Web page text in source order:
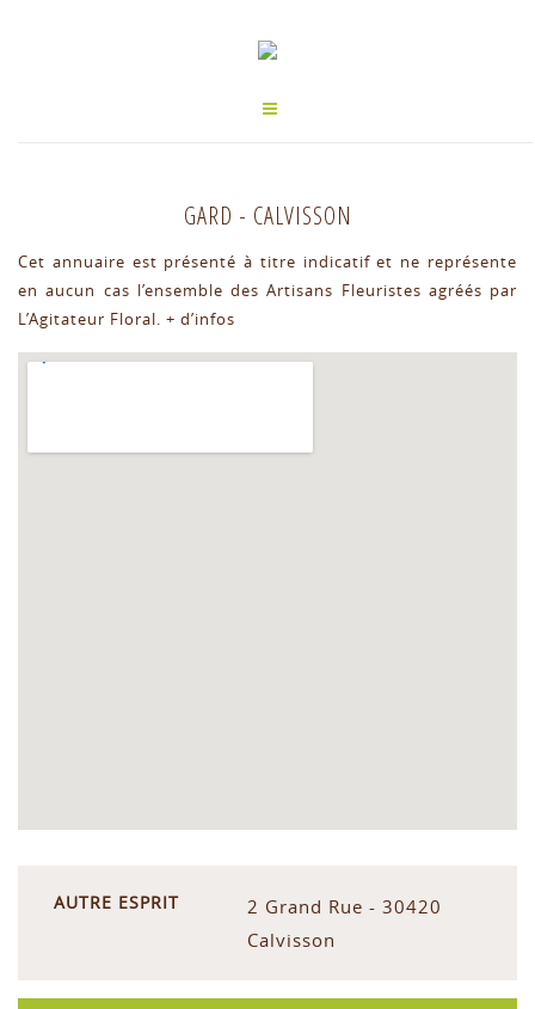
GARD - CALVISSON
Cet annuaire est présenté à titre indicatif et ne représente
en aucun cas l’ensemble des Artisans Fleuristes agréés par
L’Agitateur Floral. + d’infos
AUTRE ESPRIT
2 Grand Rue - 30420
Calvisson